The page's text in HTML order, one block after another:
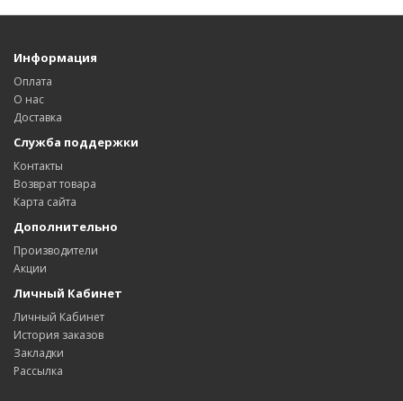
Информация
Оплата
О нас
Доставка
Служба поддержки
Контакты
Возврат товара
Карта сайта
Дополнительно
Производители
Акции
Личный Кабинет
Личный Кабинет
История заказов
Закладки
Рассылка